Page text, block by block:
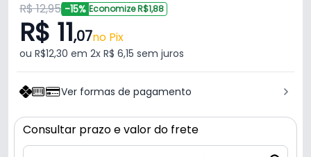
R$ 12,95 -15% Economize R$1,88
R$ 11,07no Pix
ou R$12,30 em 2x R$ 6,15 sem juros
Ver formas de pagamento
Consultar prazo e valor do frete